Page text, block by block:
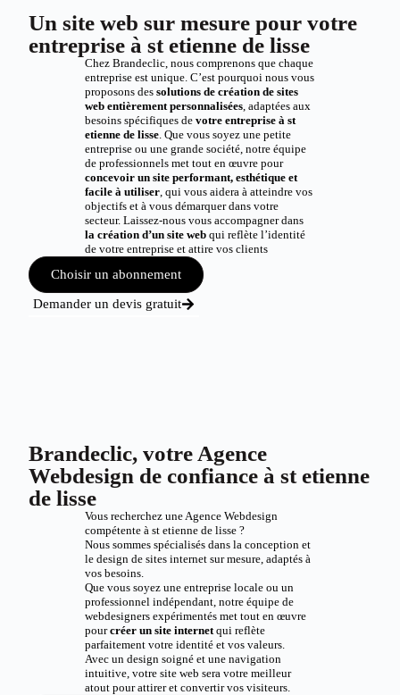
Un site web sur mesure pour votre
entreprise à st etienne de lisse
Chez Brandeclic, nous comprenons que chaque
entreprise est unique. C’est pourquoi nous vous
proposons des solutions de création de sites
web entièrement personnalisées, adaptées aux
besoins spécifiques de votre entreprise à st
etienne de lisse. Que vous soyez une petite
entreprise ou une grande société, notre équipe
de professionnels met tout en œuvre pour
concevoir un site performant, esthétique et
facile à utiliser, qui vous aidera à atteindre vos
objectifs et à vous démarquer dans votre
secteur. Laissez-nous vous accompagner dans
la création d’un site webqui reflète l’identité
de votre entreprise et attire vos clients
Choisir un abonnement
Demander un devis gratuit
Brandeclic, votre Agence
Webdesign de confiance à st etienne
de lisse
Vous recherchez une Agence Webdesign
compétente à st etienne de lisse ?
Nous sommes spécialisés dans la conception et
le design de sites internet sur mesure, adaptés à
vos besoins.
Que vous soyez une entreprise locale ou un
professionnel indépendant, notre équipe de
webdesigners expérimentés met tout en œuvre
pourcréer un site internetqui reflète
parfaitement votre identité et vos valeurs.
Avec un design soigné et une navigation
intuitive, votre site web sera votre meilleur
atout pour attirer et convertir vos visiteurs.